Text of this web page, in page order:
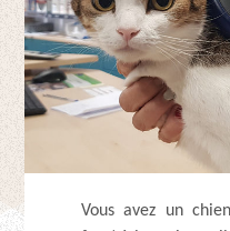
Vous avez un